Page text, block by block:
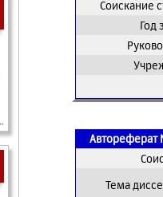
Соискание
Год
Автореферат
Тема